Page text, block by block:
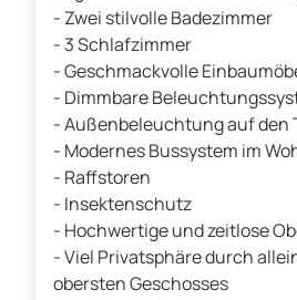
- Zwei stilvolle Badezimmer
- 3 Schlafzimmer
- Geschmackvolle
- Dimmbare
- Außenbeleuchtung auf den
- Modernes Bussystem im
- Raffstoren
- Insektenschutz
- Hochwertige und zeitlose
- Viel Privatsphäre durch
obersten Geschosses